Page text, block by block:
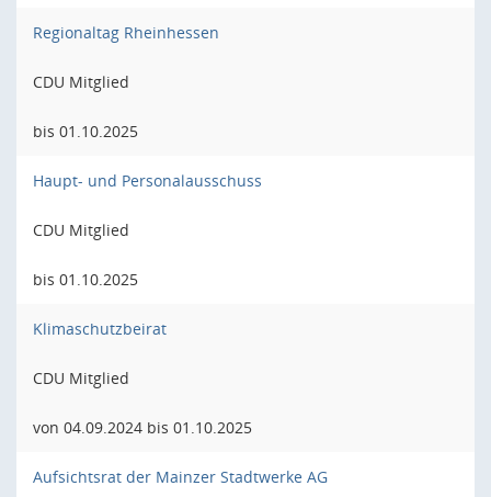
Regionaltag Rheinhessen
CDU Mitglied
bis 01.10.2025
Haupt- und Personalausschuss
CDU Mitglied
bis 01.10.2025
Klimaschutzbeirat
CDU Mitglied
von 04.09.2024 bis 01.10.2025
Aufsichtsrat der Mainzer Stadtwerke AG